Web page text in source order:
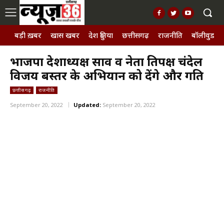
बड़ी ख़बर खास खबर देश दुनिया छत्तीसगढ़ राजनीति बॉलीवुड,
भाजपा प्रदेशाध्यक्ष साव व नेता प्रतिपक्ष चंदेल
विजय बस्तर के अभियान को देंगे और गति
छत्तीसगढ़ राजनीति
September 20, 2022 Updated: September 20, 2022